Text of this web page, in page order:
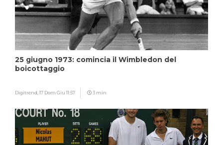
25 giugno 1973: comincia il Wimbledon del
boicottaggio
Digitrend,17 Dom Giu 11:57 3 min